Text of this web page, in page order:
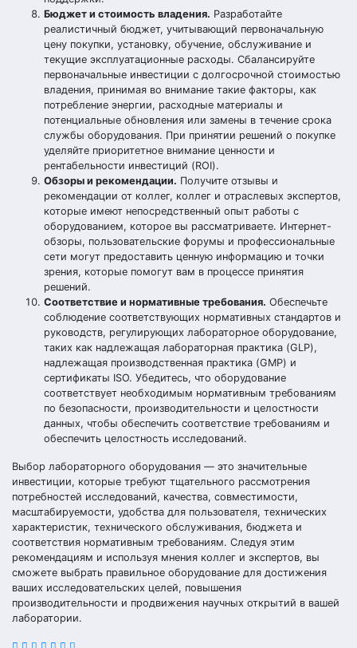
Бюджет и стоимость владения. Разработайте
реалистичный бюджет, учитывающий первоначальную
цену покупки, установку, обучение, обслуживание и
текущие эксплуатационные расходы. Сбалансируйте
первоначальные инвестиции с долгосрочной стоимостью
владения, принимая во внимание такие факторы, как
потребление энергии, расходные материалы и
потенциальные обновления или замены в течение срока
службы оборудования. При принятии решений о покупке
уделяйте приоритетное внимание ценности и
рентабельности инвестиций (ROI).
Обзоры и рекомендации. Получите отзывы и
рекомендации от коллег, коллег и отраслевых экспертов,
которые имеют непосредственный опыт работы с
оборудованием, которое вы рассматриваете. Интернет-
обзоры, пользовательские форумы и профессиональные
сети могут предоставить ценную информацию и точки
зрения, которые помогут вам в процессе принятия
решений.
Соответствие и нормативные требования. Обеспечьте
соблюдение соответствующих нормативных стандартов и
руководств, регулирующих лабораторное оборудование,
таких как надлежащая лабораторная практика (GLP),
надлежащая производственная практика (GMP) и
сертификаты ISO. Убедитесь, что оборудование
соответствует необходимым нормативным требованиям
по безопасности, производительности и целостности
данных, чтобы обеспечить соответствие требованиям и
обеспечить целостность исследований.
Выбор лабораторного оборудования — это значительные
инвестиции, которые требуют тщательного рассмотрения
потребностей исследований, качества, совместимости,
масштабируемости, удобства для пользователя, технических
характеристик, технического обслуживания, бюджета и
соответствия нормативным требованиям. Следуя этим
рекомендациям и используя мнения коллег и экспертов, вы
сможете выбрать правильное оборудование для достижения
ваших исследовательских целей, повышения
производительности и продвижения научных открытий в вашей
лаборатории.